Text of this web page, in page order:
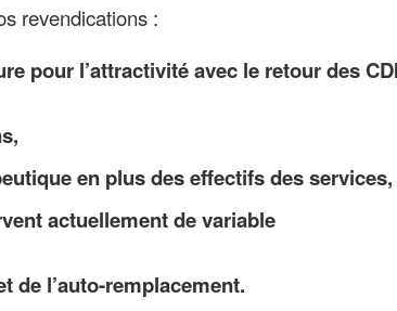
revendications :
pour l’attractivité avec le retour des
en plus des effectifs des services,
actuellement de variable
de l’auto-remplacement.